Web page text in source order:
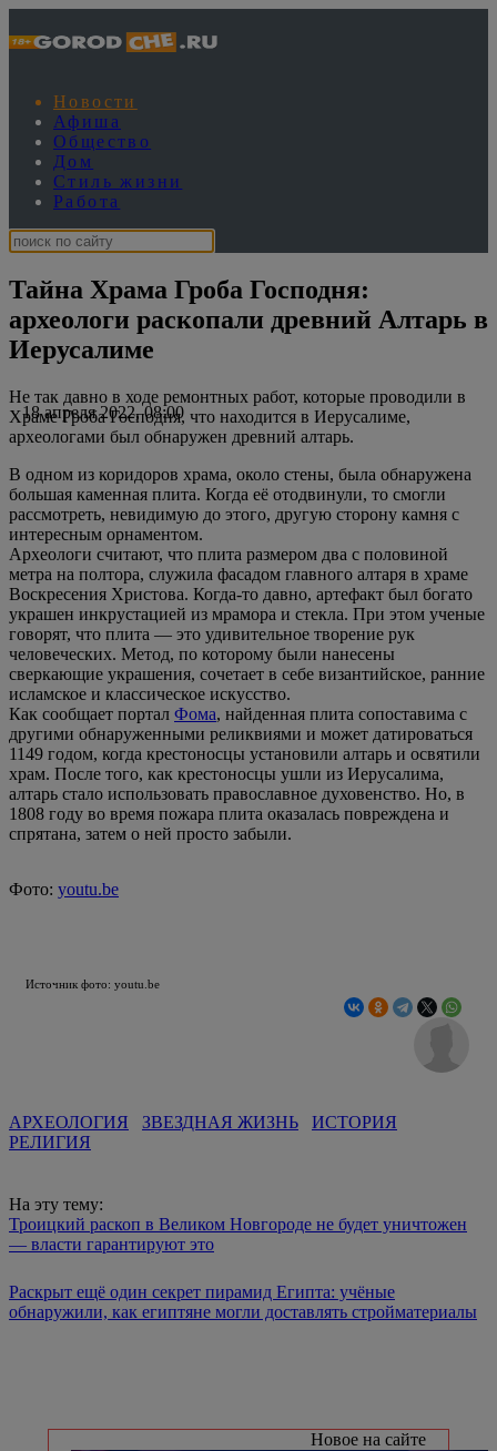
Новости
Афиша
Общество
Дом
Стиль жизни
Работа
Тайна Храма Гроба Господня:
археологи раскопали древний Алтарь в
Иерусалиме
18 апреля 2022, 08:00
Не так давно в ходе ремонтных работ, которые проводили в
Храме Гроба Господня, что находится в Иерусалиме,
археологами был обнаружен древний алтарь.
В одном из коридоров храма, около стены, была обнаружена
большая каменная плита. Когда её отодвинули, то смогли
рассмотреть, невидимую до этого, другую сторону камня с
интересным орнаментом.
Археологи считают, что плита размером два с половиной
метра на полтора, служила фасадом главного алтаря в храме
Воскресения Христова. Когда-то давно, артефакт был богато
украшен инкрустацией из мрамора и стекла. При этом ученые
говорят, что плита — это удивительное творение рук
человеческих. Метод, по которому были нанесены
сверкающие украшения, сочетает в себе византийское, ранние
исламское и классическое искусство.
Как сообщает портал Фома, найденная плита сопоставима с
другими обнаруженными реликвиями и может датироваться
1149 годом, когда крестоносцы установили алтарь и освятили
храм. После того, как крестоносцы ушли из Иерусалима,
алтарь стало использовать православное духовенство. Но, в
1808 году во время пожара плита оказалась повреждена и
спрятана, затем о ней просто забыли.
Фото: youtu.be
Источник фото: youtu.be
АРХЕОЛОГИЯ ЗВЕЗДНАЯ ЖИЗНЬ
ИСТОРИЯ
РЕЛИГИЯ
На эту тему:
Троицкий раскоп в Великом Новгороде не будет уничтожен
— власти гарантируют это
Раскрыт ещё один секрет пирамид Египта: учёные
обнаружили, как египтяне могли доставлять стройматериалы
Новое на сайте